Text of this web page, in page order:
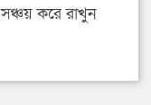
করে রাখুন